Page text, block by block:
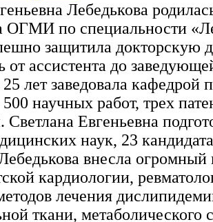
Лебедькова
по специальности
защитила докторскую
от ассистента до
лет заведовала кафедрой
научных работ, трех
Евгеньевна
наук, 23
внесла огромный
кардиологии,
лечения
ткани,